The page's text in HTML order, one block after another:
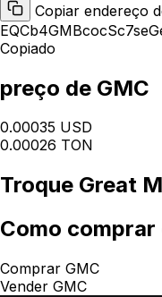
Copiar endereço
Copiado
preço de GMC
0.00035 USD
0.00026 TON
Troque Great
Como comprar
Comprar GMC
Vender GMC